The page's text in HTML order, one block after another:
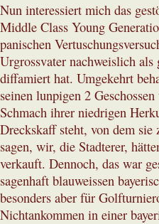
Nun interessiert mich das
Middle Class Young
panischen
Urgrossvater nachweislich
diffamiert hat. Umgekehrt
seinen lunpigen 2
Schmach ihrer niedrigen
Dreckskaff steht, von dem
sagen, wir, die Stadterer,
verkauft. Dennoch, das war
sagenhaft blauweissen
besonders aber für
Nichtankommen in einer